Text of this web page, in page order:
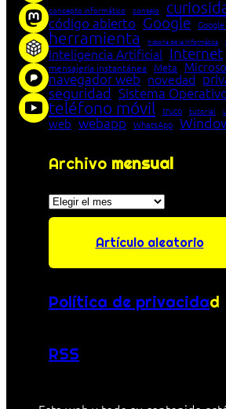
concepto informático consejo
código abierto Google
herramienta historia de la Informática
Inteligencia Artificial Internet
mensajería instantánea Meta
navegador web novedad
seguridad Sistema
teléfono móvil truco tutorial
web webapp WhatsApp
Archivo mensual
Archivos
Artículo aleatorio
Política de privacidad
RSS